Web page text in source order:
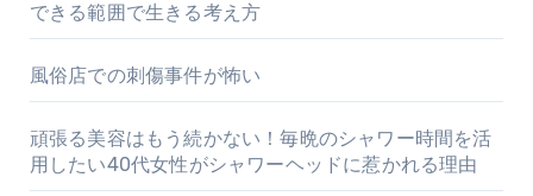
できる範囲で生きる考え方
風俗店での刺傷事件が怖い
頑張る美容はもう続かない！毎晩のシャワー時間を活
用したい40代女性がシャワーヘッドに惹かれる理由